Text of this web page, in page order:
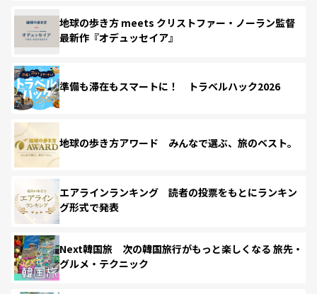
地球の歩き方 meets クリストファー・ノーラン監督
最新作『オデュッセイア』
準備も滞在もスマートに！ トラベルハック2026
地球の歩き方アワード みんなで選ぶ、旅のベスト。
エアラインランキング 読者の投票をもとにランキン
グ形式で発表
Next韓国旅 次の韓国旅行がもっと楽しくなる 旅先・
グルメ・テクニック